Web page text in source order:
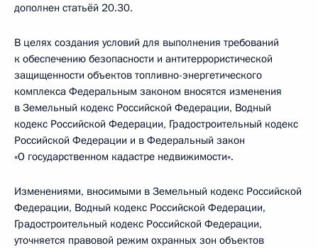
дополнен статьёй 20.30.
В целях создания условий для выполнения требований
к обеспечению безопасности и антитеррористической
защищенности объектов топливно-энергетического
комплекса Федеральным законом вносятся изменения
в Земельный кодекс Российской Федерации, Водный
кодекс Российской Федерации, Градостроительный кодекс
Российской Федерации и в Федеральный закон
«О государственном кадастре недвижимости».
Изменениями, вносимыми в Земельный кодекс Российской
Федерации, Водный кодекс Российской Федерации,
Градостроительный кодекс Российской Федерации,
уточняется правовой режим охранных зон объектов